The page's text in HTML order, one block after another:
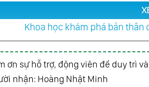
Khoa học khám phá bản thân
ơn sự hỗ trợ, động viên để duy trì
nhận: Hoàng Nhật Minh